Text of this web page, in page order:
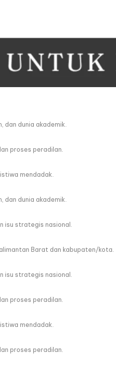
dan dunia akademik.
proses peradilan.
mendadak.
dan dunia akademik.
isu strategis nasional.
Barat dan kabupaten/kota.
isu strategis nasional.
proses peradilan.
mendadak.
proses peradilan.